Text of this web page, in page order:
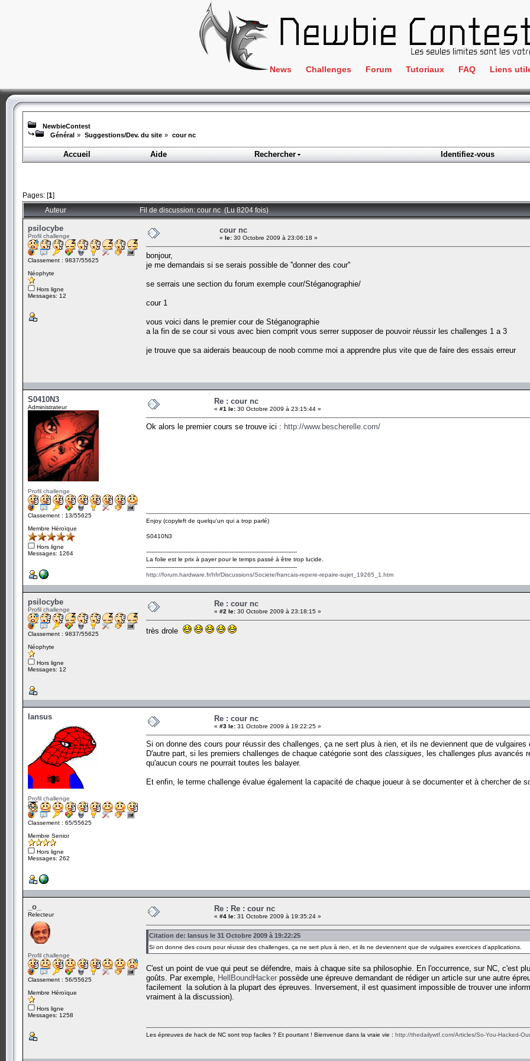
News Challenges
Crackme
ClientSide
Forensics
Programmation
Wargame
Tous les challenges
Forum Tutoriaux FAQ Liens
IRC
NewbieContest
Général » Suggestions/Dev. du site » cour nc
Accueil
Aide Rechercher Identifiez-vous
Pages: [1]
Auteur Fil de discussion: cour nc (Lu 8204 fois)
psilocybe
Profil challenge
Classement : 9837/55625
Néophyte
Hors ligne
Messages: 12
cour nc
« le: 30 Octobre 2009 à 23:06:18 »
bonjour,
je me demandais si se serais possible de ''donner des cour''
se serrais une section du forum exemple cour/Stéganographie/
cour 1
vous voici dans le premier cour de Stéganographie
a la fin de se cour si vous avec bien comprit vous serrer supposer de pouvoir réussir les challenges 1 a 3
je trouve que sa aiderais beaucoup de noob comme moi a apprendre plus vite que de faire des essais erreur
S0410N3
Administrateur
Profil challenge
Classement : 13/55625
Membre Héroïque
Hors ligne
Messages: 1264
Re : cour nc
« #1 le: 30 Octobre 2009 à 23:15:44 »
Ok alors le premier cours se trouve ici : http://www.bescherelle.com/
Enjoy (copyleft de quelqu'un qui a trop parlé)
S0410N3
-------------------------------------------------------------------------------------
La folie est le prix à payer pour le temps passé à être trop lucide.
-------------------------------------------------------------------------------------
http://forum.hardware.fr/hfr/Discussions/Societe/francais-repere-repaire-sujet_19265_1.htm
psilocybe
Profil challenge
Classement : 9837/55625
Néophyte
Hors ligne
Messages: 12
Re : cour nc
« #2 le: 30 Octobre 2009 à 23:18:15 »
très drole
Iansus
Profil challenge
Classement : 65/55625
Membre Senior
Hors ligne
Messages: 262
Re : cour nc
« #3 le: 31 Octobre 2009 à 19:22:25 »
Si on donne des cours pour réussir des challenges, ça ne sert plus à rien, et ils ne deviennent que de vulgaires
D'autre part, si les premiers challenges de chaque catégorie sont des classiques , les challenges plus avancés
qu'aucun cours ne pourrait toutes les balayer.
Et enfin, le terme challenge évalue également la capacité de chaque joueur à se documenter et à chercher de
_o_
Relecteur
Profil challenge
Classement : 56/55625
Membre Héroïque
Hors ligne
Messages: 1258
Re : Re : cour nc
« #4 le: 31 Octobre 2009 à 19:35:24 »
Citation de: Iansus le 31 Octobre 2009 à 19:22:25
Si on donne des cours pour réussir des challenges, ça ne sert plus à rien, et ils ne deviennent que de vulgaires exercices d'applications.
C'est un point de vue qui peut se défendre, mais à chaque site sa philosophie. En l'occurrence, sur NC, c'est
goûts. Par exemple,
HellBoundHacker possède une épreuve demandant de rédiger un article sur une autre
facilement la solution à la plupart des épreuves. Inversement, il est quasiment impossible de trouver une
vraiment à la discussion).
Les épreuves de hack de NC sont trop faciles ? Et pourtant ! Bienvenue dans la vraie vie : http://thedailywtf.com/Articles/So-You-Hacked-